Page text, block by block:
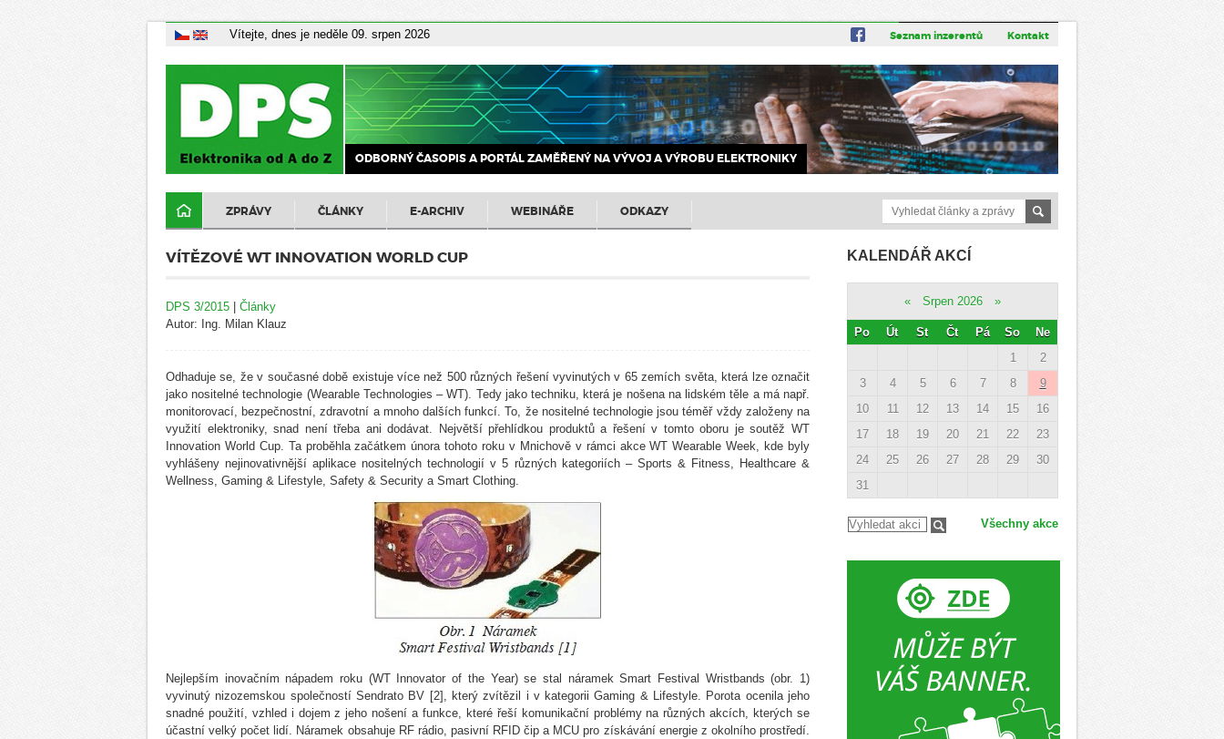
Vítejte, dnes je neděle 09. srpen 2026 Seznam inzerentů Kontakt
ODBORNÝ ČASOPIS A PORTÁL ZAMĚŘENÝ NA VÝVOJ A VÝROBU ELEKTRONIKY
ZPRÁVY ČLÁNKY E-ARCHIV WEBINÁŘE ODKAZY
VÍTĚZOVÉ WT INNOVATION WORLD CUP
DPS 3/2015 | Články
Autor: Ing. Milan Klauz
Odhaduje se, že v současné době existuje více než 500 různých řešení vyvinutých v 65 zemích světa, která lze označit
jako nositelné technologie (Wearable Technologies – WT). Tedy jako techniku, která je nošena na lidském těle a má např.
monitorovací, bezpečnostní, zdravotní a mnoho dalších funkcí. To, že nositelné technologie jsou téměř vždy založeny na
využití elektroniky, snad není třeba ani dodávat. Největší přehlídkou produktů a řešení v tomto oboru je soutěž WT
Innovation World Cup. Ta proběhla začátkem února tohoto roku v Mnichově v rámci akce WT Wearable Week, kde byly
vyhlášeny nejinovativnější aplikace nositelných technologií v 5 různých kategoriích – Sports & Fitness, Healthcare &
Wellness, Gaming & Lifestyle, Safety & Security a Smart Clothing.
Nejlepším inovačním nápadem roku (WT Innovator of the Year) se stal náramek Smart Festival Wristbands (obr. 1)
vyvinutý nizozemskou společností Sendrato BV [2], který zvítězil i v kategorii Gaming & Lifestyle. Porota ocenila jeho
snadné použití, vzhled i dojem z jeho nošení a funkce, které řeší komunikační problémy na různých akcích, kterých se
účastní velký počet lidí. Náramek obsahuje RF rádio, pasivní RFID čip a MCU pro získávání energie z okolního prostředí.
KALENDÁŘ AKCÍ
« Srpen 2026 »
Po Út St Čt Pá So
Ne
1
2
3
4 5 6 7 8
9
10
11 12 13 14 15
16
17
18 19 20 21 22
23
24
25 26 27 28 29
30
31
Všechny akce